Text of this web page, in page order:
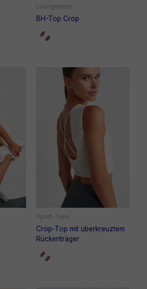
Loungewear
BH-Top Crop
Sport-Tops
Crop-Top mit überkreuztem
Rückenträger